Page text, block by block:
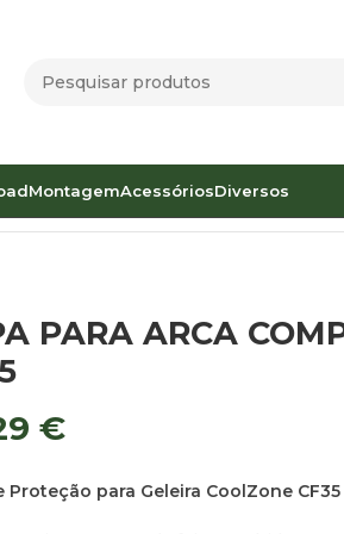
MontagemAcessóriosDiversos
PARA ARCA
€
Proteção para Geleira CoolZone CF35